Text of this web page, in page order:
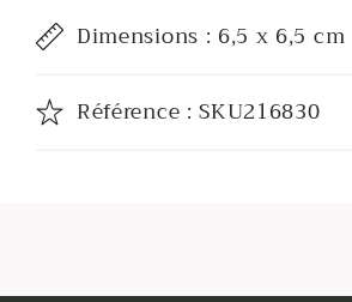
Dimensions : 6,5 x 6,5 cm
Référence : SKU216830